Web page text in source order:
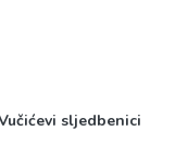
sljedbenici